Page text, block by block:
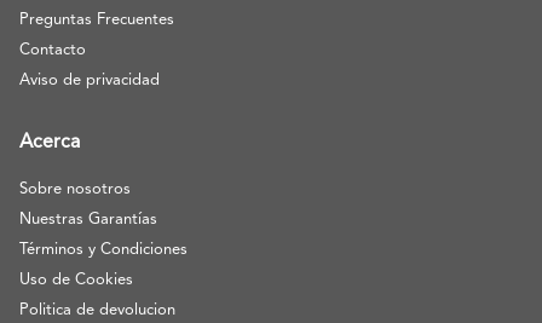
Preguntas Frecuentes
Contacto
Aviso de privacidad
Acerca
Sobre nosotros
Nuestras Garantías
Términos y Condiciones
Uso de Cookies
Politica de devolucion